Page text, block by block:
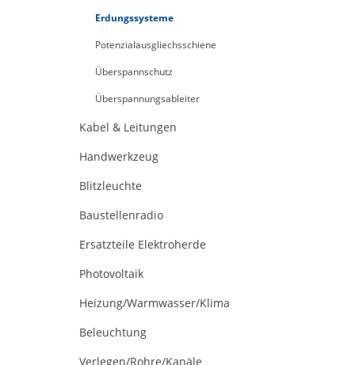
Erdungssysteme
Potenzialausgliechsschiene
Überspannschutz
Überspannungsableiter
Kabel & Leitungen
Handwerkzeug
Blitzleuchte
Baustellenradio
Ersatzteile Elektroherde
Photovoltaik
Heizung/Warmwasser/Klima
Beleuchtung
Verlegen/Rohre/Kanäle